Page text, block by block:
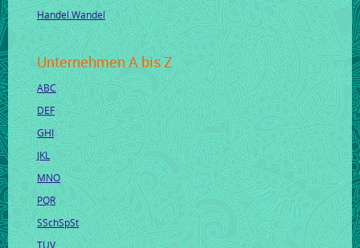
Handel.Wandel
Unternehmen A bis Z
ABC
DEF
GHI
JKL
MNO
PQR
SSchSpSt
TUV